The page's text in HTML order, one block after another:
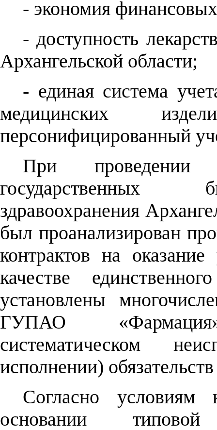
- экономия
- доступность
Архангельской области;
- единая система
медицинских
персонифицированный
При проведении
государственных
здравоохранения
был проанализирован
контрактов на
качестве
установлены
ГУПАО
систематическом
исполнении)
Согласно условиям
основании